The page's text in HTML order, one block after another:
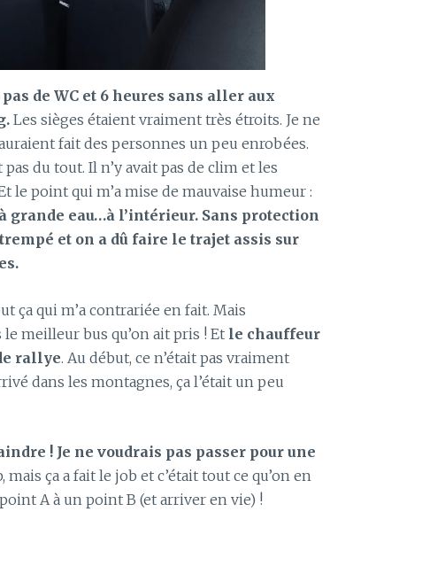
pas de WC et 6 heures sans aller aux
Les sièges étaient vraiment très étroits. Je ne
fait des personnes un peu enrobées.
du tout. Il n’y avait pas de clim et les
le point qui m’a mise de mauvaise humeur :
grande eau…à l’intérieur. Sans protection
et on a dû faire le trajet assis sur
ça qui m’a contrariée en fait. Mais
le meilleur bus qu’on ait pris ! Et le chauffeur
rallye. Au début, ce n’était pas vraiment
dans les montagnes, ça l’était un peu
! Je ne voudrais pas passer pour une
mais ça a fait le job et c’était tout ce qu’on en
A à un point B (et arriver en vie) !